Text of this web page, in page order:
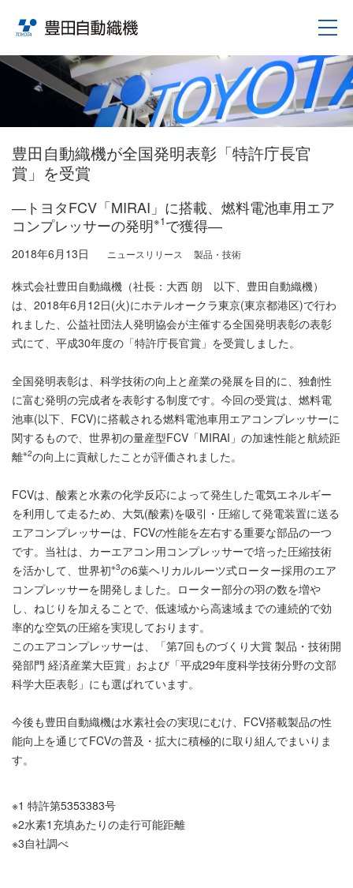
豊田自動織機が全国発明表彰「特許庁長官
賞」を受賞
―トヨタFCV「MIRAI」に搭載、燃料電池車用エア
コンプレッサーの発明※1で獲得―
2018年6月13日 ニュースリリース 製品・技術
株式会社豊田自動織機（社長：大西 朗 以下、豊田自動織機）
は、2018年6月12日(火)にホテルオークラ東京(東京都港区)で行わ
れました、公益社団法人発明協会が主催する全国発明表彰の表彰
式にて、平成30年度の「特許庁長官賞」を受賞しました。
全国発明表彰は、科学技術の向上と産業の発展を目的に、独創性
に富む発明の完成者を表彰する制度です。今回の受賞は、燃料電
池車(以下、FCV)に搭載される燃料電池車用エアコンプレッサーに
関するもので、世界初の量産型FCV「MIRAI」の加速性能と航続距
離※2の向上に貢献したことが評価されました。
FCVは、酸素と水素の化学反応によって発生した電気エネルギー
を利用して走るため、大気(酸素)を吸引・圧縮して発電装置に送る
エアコンプレッサーは、FCVの性能を左右する重要な部品の一つ
です。当社は、カーエアコン用コンプレッサーで培った圧縮技術
を活かして、世界初※3の6葉ヘリカルルーツ式ローター採用のエア
コンプレッサーを開発しました。ローター部分の羽の数を増や
し、ねじりを加えることで、低速域から高速域までの連続的で効
率的な空気の圧縮を実現しております。
このエアコンプレッサーは、「第7回ものづくり大賞 製品・技術開
発部門 経済産業大臣賞」および「平成29年度科学技術分野の文部
科学大臣表彰」にも選ばれています。
今後も豊田自動織機は水素社会の実現にむけ、FCV搭載製品の性
能向上を通じてFCVの普及・拡大に積極的に取り組んでまいりま
す。
※1 特許第5353383号
※2水素1充填あたりの走行可能距離
※3自社調べ